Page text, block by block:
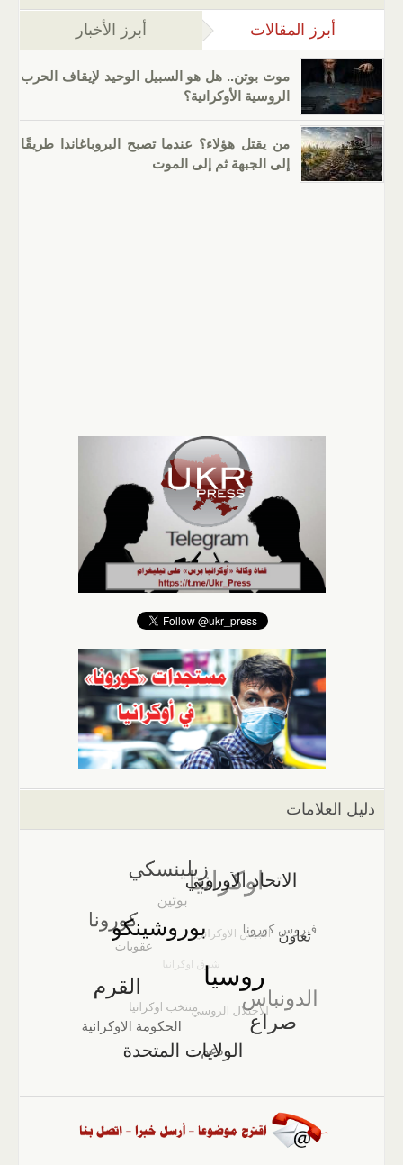
أبرز المقالات (علامة التبويب النشطة)
أبرز الأخبار
موت بوتن.. هل هو السبيل الوحيد لإيقاف الحرب
الروسية الأوكرانية؟
من يقتل هؤلاء؟ عندما تصبح البروباغاندا طريقًا
إلى الجبهة ثم إلى الموت
دليل العلامات